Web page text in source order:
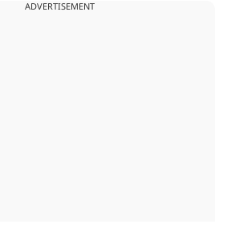
ADVERTISEMENT